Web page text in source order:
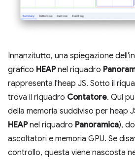
Innanzitutto, una spiegazione
grafico HEAPnel riquadro
rappresenta l'heap JS. Sotto il
trova il riquadro Contatore. Qui
della memoria suddiviso per heap
HEAPnel riquadro Panoramica),
ascoltatori e memoria GPU. Se
controllo, questa viene nascosta